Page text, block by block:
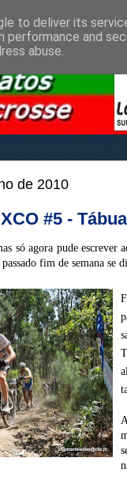
de 2010
#5 - Tábua
só agora pude
fim de semana se
to deliver its
performance and
abuse.